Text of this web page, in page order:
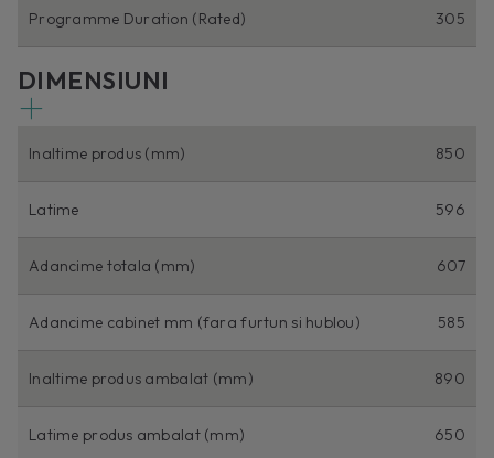
Programme Duration (Rated) 305
DIMENSIUNI
Inaltime produs (mm) 850
Latime 596
Adancime totala (mm) 607
Adancime cabinet mm (fara furtun si hublou) 585
Inaltime produs ambalat (mm) 890
Latime produs ambalat (mm) 650